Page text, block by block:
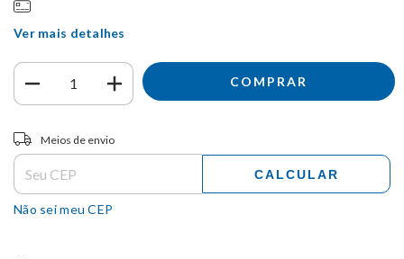
Ver mais detalhes
Entregas para o CEP:
Meios de envio
CALCULAR
Não sei meu CEP